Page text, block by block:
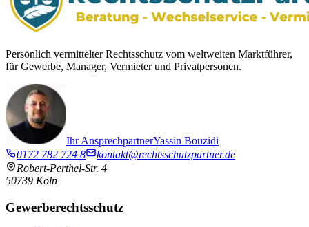
Persönlich vermittelter Rechtsschutz vom weltweiten Marktführer,
für Gewerbe, Manager, Vermieter und Privatpersonen.
Ihr AnsprechpartnerYassin Bouzidi
0172 782 724 8
kontakt@rechtsschutzpartner.de
Robert-Perthel-Str. 4
50739 Köln
Gewerberechtsschutz